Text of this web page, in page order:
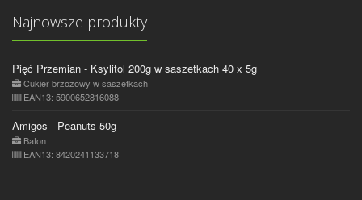
Najnowsze produkty
Pięć Przemian - Ksylitol 200g w saszetkach 40 x 5g
Cukier brzozowy w saszetkach
EAN13: 5900652816088
Amigos - Peanuts 50g
Baton
EAN13: 8420241133718